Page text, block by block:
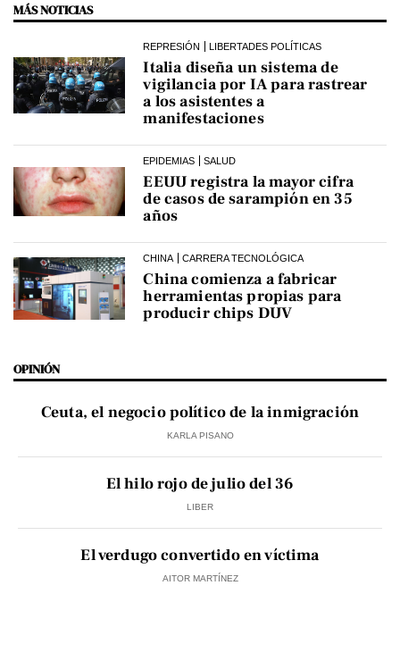
MÁS NOTICIAS
REPRESIÓN LIBERTADES POLÍTICAS
Italia diseña un sistema de
vigilancia por IA para rastrear
a los asistentes a
manifestaciones
EPIDEMIAS SALUD
EEUU registra la mayor cifra
de casos de sarampión en 35
años
CHINA CARRERA TECNOLÓGICA
China comienza a fabricar
herramientas propias para
producir chips DUV
OPINIÓN
Ceuta, el negocio político de la inmigración
KARLA PISANO
El hilo rojo de julio del 36
LIBER
El verdugo convertido en víctima
AITOR MARTÍNEZ